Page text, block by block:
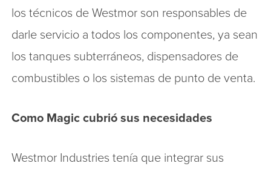
los técnicos de Westmor son responsables de
darle servicio a todos los componentes, ya sean
los tanques subterráneos, dispensadores de
combustibles o los sistemas de punto de venta.
Como Magic cubrió sus necesidades
Westmor Industries tenía que integrar sus